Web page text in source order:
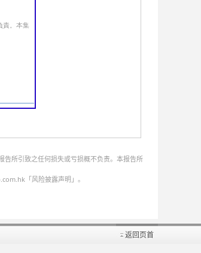
告所引致之任何损失或亏损概不负责。本报告所
「风险披露声明」。
返回页首